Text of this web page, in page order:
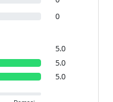
0
5.0
5.0
5.0